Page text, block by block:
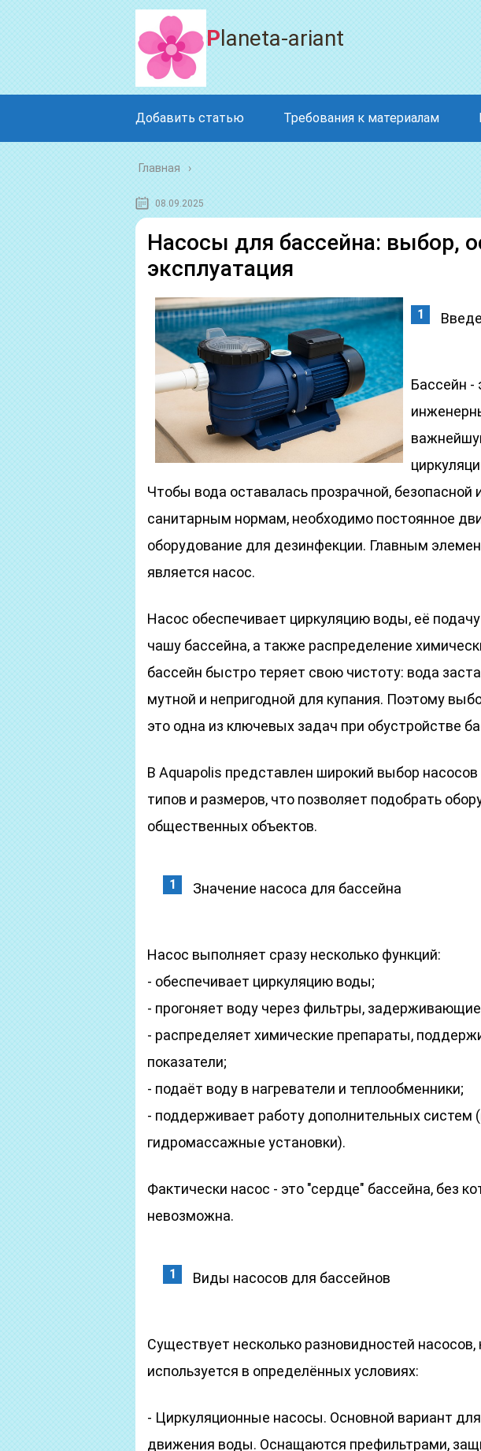
Planeta-ariant
Добавить статью Требования к материалам
Главная
08.09.2025
Насосы для бассейна: выбор,
эксплуатация
Бассейн -
Чтобы вода оставалась прозрачной, безопасной
санитарным нормам, необходимо постоянное
оборудование для дезинфекции. Главным
является насос.
Насос обеспечивает циркуляцию воды, её
чашу бассейна, а также распределение
бассейн быстро теряет свою чистоту: вода
мутной и непригодной для купания. Поэтому
это одна из ключевых задач при обустройстве
В Aquapolis представлен широкий выбор
типов и размеров, что позволяет подобрать
общественных объектов.
Значение насоса для бассейна
Насос выполняет сразу несколько функций:
- обеспечивает циркуляцию воды;
- прогоняет воду через фильтры,
- распределяет химические препараты,
показатели;
- подаёт воду в нагреватели и теплообменники;
- поддерживает работу дополнительных систем
гидромассажные установки).
Фактически насос - это "сердце" бассейна, без
невозможна.
Виды насосов для бассейнов
Существует несколько разновидностей
используется в определённых условиях:
- Циркуляционные насосы. Основной вариант
движения воды. Оснащаются префильтрами,